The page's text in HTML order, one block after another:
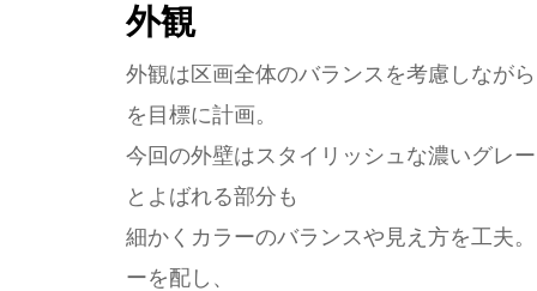
外観
外観は区画全体のバランスを考慮しなが
を目標に計画。
今回の外壁はスタイリッシュな濃いグレ
とよばれる部分も
細かくカラーのバランスや見え方を工夫
ーを配し、